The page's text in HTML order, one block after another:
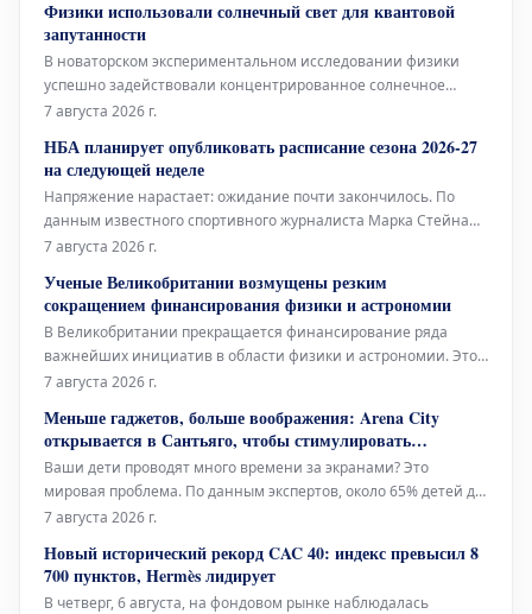
Самуэл Соареш Защитники: Александер Ба
Физики использовали солнечный свет для квантовой
запутанности
В новаторском экспериментальном исследовании физики
успешно задействовали концентрированное солнечное
излучение для генерации квантово-запутанных фотонов. Это
устойчивых квантовых технологий, работающих на основе
возобновляемых источников эн
7 августа 2026 г.
НБА планирует опубликовать расписание сезона 2026-27
на следующей неделе
Напряжение нарастает: ожидание почти закончилось. По
данным известного спортивного журналиста Марка Стейна
из The Stein Line, Национальная баскетбольная ассоциация
регулярного сезона 2026-27 где-то на следующей неделе. Это
не является неожид
7 августа 2026 г.
Ученые Великобритании возмущены резким
сокращением финансирования физики и астрономии
В Великобритании прекращается финансирование ряда
важнейших инициатив в области физики и астрономии. Это
затронет поддержку будущего эксперимента в ЦЕРН, а также
– всемирно признанного инструмента.
7 августа 2026 г.
Меньше гаджетов, больше воображения: Arena City
открывается в Сантьяго, чтобы стимулировать
свободную игру вдали от экранов
Ваши дети проводят много времени за экранами? Это
мировая проблема. По данным экспертов, около 65% детей до
12 лет ежедневно проводят перед экранами более трех часов,
часа. В поисках способов отвлечь, особенно детей, от
цифрового мира,
7 августа 2026 г.
Новый исторический рекорд CAC 40: индекс превысил 8
700 пунктов, Hermès лидирует
В четверг, 6 августа, на фондовом рынке наблюдалась